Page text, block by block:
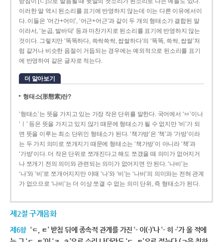
이러한 말 역시 된소리를 표기에 반영하지 않는데 이는 다른 이유에서이
다. 이들은 ‘어간+어미’, ‘어근+어근’과 같이 두 개의 형태소가 결합된 말
이라서, ‘눈곱, 발바닥’ 등과 마찬가지로 된소리를 표기에 반영하지 않는
것이다. 그렇지만 ‘똑똑하다, 쓱싹쓱싹, 쌉쌀하다’의 ‘똑똑, 쓱싹, 쌉쌀’처
럼 같거나 비슷한 음절이 거듭되는 경우에는 예외적으로 된소리를 표기
에 반영하여 같은 글자로 적는다.
더 알아보기
형태소(形態素)란?
‘형태소’는 뜻을 가지고 있는 가장 작은 단위를 말한다. 국어에서 ‘ㅂ’이나
‘ㅣ’ 등은 뜻을 가지고 있지 않기 때문에 형태소가 될 수 없지만 ‘비’가 되
면 뜻을 이루는 최소 단위인 형태소가 된다. ‘책가방’은 ‘책’과 ‘가방’이라
는 두 가지 의미로 쪼개지기 때문에 형태소는 ‘책가방’이 아니라 ‘책’과
‘가방’이다. 더 작은 단위로 쪼개진다고 해도 쪼갰을 때 의미가 없어지거
나 쪼개기 전의 의미와 관련되는 의미가 없어지면 안 된다. ‘나비’는
‘나’와 ‘비’로 쪼개어지지만 이때 ‘나’와 ‘비’는 ‘나비’의 의미와는 전혀 관계
가 없으므로 ‘나비’는 더 이상 쪼갤 수 없는 의미 단위, 즉 형태소가 된다.
제2절 구개음화
제6항 ‘ㄷ, ㅌ’ 받침 뒤에 종속적 관계를 가진 ‘- 이(-)’나 ‘- 히 -’가 올 적에